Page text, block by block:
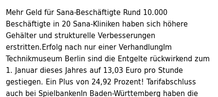
Mehr Geld für Sana-Beschäftigte Rund 10.000
Beschäftigte in 20 Sana-Kliniken haben sich höhere
Gehälter und strukturelle Verbesserungen
erstritten.Erfolg nach nur einer VerhandlungIm
Technikmuseum Berlin sind die Entgelte rückwirkend zum
1. Januar dieses Jahres auf 13,03 Euro pro Stunde
gestiegen. Ein Plus von 24,92 Prozent! Tarifabschluss
auch bei SpielbankenIn Baden-Württemberg haben die